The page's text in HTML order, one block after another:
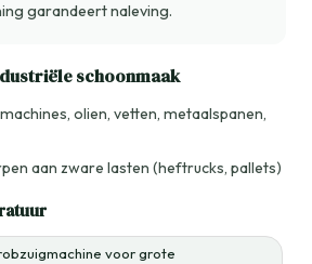
garandeert naleving.
schoonmaak
olien, vetten, metaalspanen,
aan zware lasten (heftrucks, pallets)
voor grote